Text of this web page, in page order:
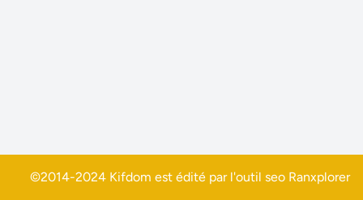
©2014-2024 Kifdom est édité par l'outil seo Ranxplorer